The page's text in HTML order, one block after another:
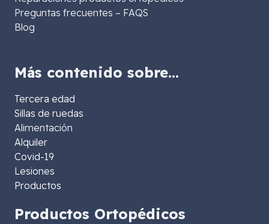
Preguntas frecuentes – FAQS
Blog
Más contenido sobre…
Tercera edad
Sillas de ruedas
Alimentación
Alquiler
Covid-19
Lesiones
Productos
Productos Ortopédicos